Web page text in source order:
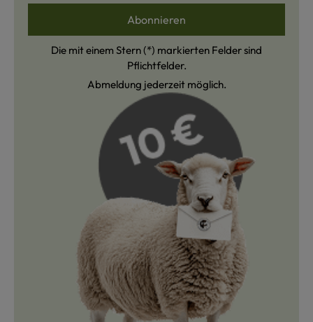
Abonnieren
Die mit einem Stern (*) markierten Felder sind
Pflichtfelder.
Abmeldung jederzeit möglich.